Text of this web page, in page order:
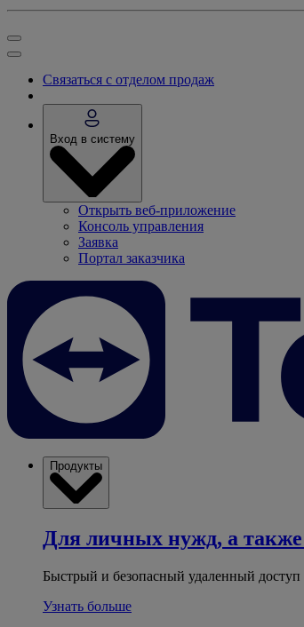
Связаться с отделом продаж
Вход в систему
Открыть веб-приложение
Консоль управления
Заявка
Портал заказчика
Продукты
Для личных нужд, а также
Быстрый и безопасный удаленный
Узнать больше